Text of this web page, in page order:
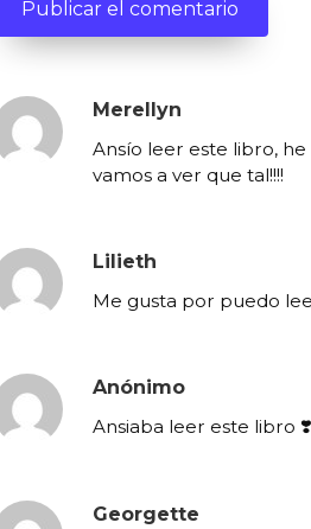
Merellyn
Ansío leer este libro,
vamos a ver que tal!!!!
Lilieth
Me gusta por puedo
Anónimo
Ansiaba leer este libro ❣️
Georgette